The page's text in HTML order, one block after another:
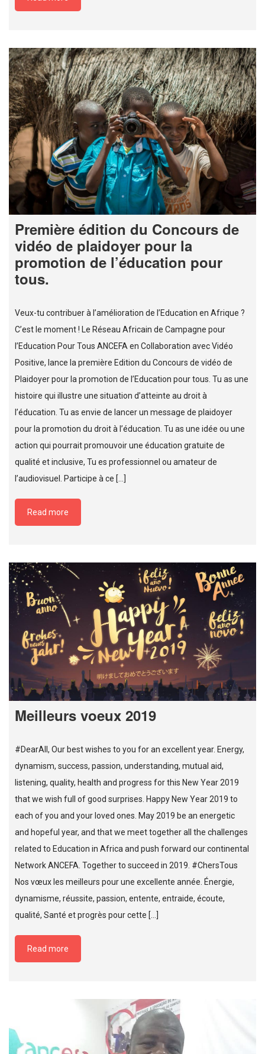
Première édition du Concours de
vidéo de plaidoyer pour la
promotion de l’éducation pour
tous.
Veux-tu contribuer à l’amélioration de l’Education en Afrique ?
C’est le moment ! Le Réseau Africain de Campagne pour
l’Education Pour Tous ANCEFA en Collaboration avec Vidéo
Positive, lance la première Edition du Concours de vidéo de
Plaidoyer pour la promotion de l’Education pour tous. Tu as une
histoire qui illustre une situation d’atteinte au droit à
l’éducation. Tu as envie de lancer un message de plaidoyer
pour la promotion du droit à l’éducation. Tu as une idée ou une
action qui pourrait promouvoir une éducation gratuite de
qualité et inclusive, Tu es professionnel ou amateur de
l’audiovisuel. Participe à ce […]
Read more
Meilleurs voeux 2019
#DearAll, Our best wishes to you for an excellent year. Energy,
dynamism, success, passion, understanding, mutual aid,
listening, quality, health and progress for this New Year 2019
that we wish full of good surprises. Happy New Year 2019 to
each of you and your loved ones. May 2019 be an energetic
and hopeful year, and that we meet together all the challenges
related to Education in Africa and push forward our continental
Network ANCEFA. Together to succeed in 2019. #ChersTous
Nos vœux les meilleurs pour une excellente année. Énergie,
dynamisme, réussite, passion, entente, entraide, écoute,
qualité, Santé et progrès pour cette […]
Read more